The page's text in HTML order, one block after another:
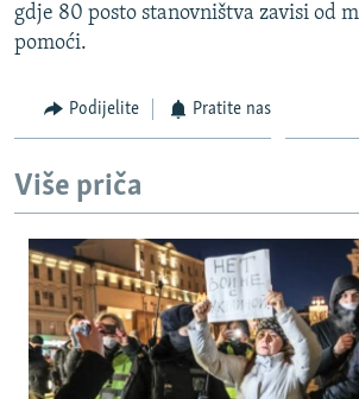
gdje 80 posto stanovništva zavisi od
pomoći.
Podijelite Pratite nas
Više priča